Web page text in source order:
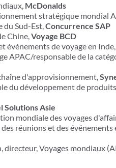
McDonalds
stratégique mondial
du Sud-Est,Concurrence SAP
Chine,Voyage BCD
événements de voyage en Inde,
APAC/responsable de la
d'approvisionnement,
du développement de
Solutions Asie
mondiale des voyages
réunions et des
Voyages mondiaux